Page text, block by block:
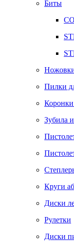
Биты
Пилки
Зубила
Круги
Диски
Рулетки
Диски